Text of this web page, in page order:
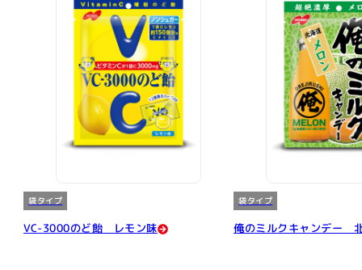
袋タイプ
VC-3000のど飴 レモン味
袋タイプ
俺のミルクキャンデー